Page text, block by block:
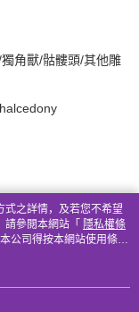
角獸/骷髏頭/其他雕
之詳情，及若您不希望
參閱本網站「 隱私權條
公司得按本網站使用條款